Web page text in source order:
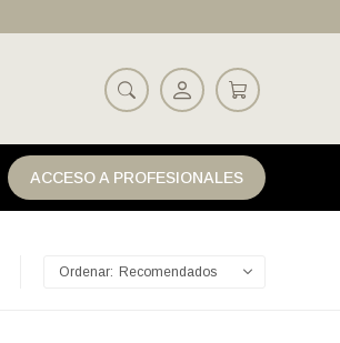
ACCESO A PROFESIONALES
Recomendados